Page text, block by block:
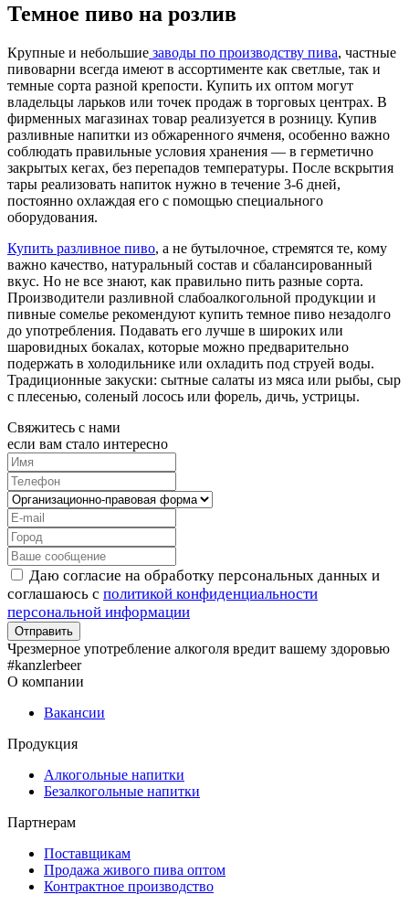
Темное пиво на розлив
Крупные и небольшие заводы по производству пива, частные
пивоварни всегда имеют в ассортименте как светлые, так и
темные сорта разной крепости. Купить их оптом могут
владельцы ларьков или точек продаж в торговых центрах. В
фирменных магазинах товар реализуется в розницу. Купив
разливные напитки из обжаренного ячменя, особенно важно
соблюдать правильные условия хранения — в герметично
закрытых кегах, без перепадов температуры. После вскрытия
тары реализовать напиток нужно в течение 3-6 дней,
постоянно охлаждая его с помощью специального
оборудования.
Купить разливное пиво, а не бутылочное, стремятся те, кому
важно качество, натуральный состав и сбалансированный
вкус. Но не все знают, как правильно пить разные сорта.
Производители разливной слабоалкогольной продукции и
пивные сомелье рекомендуют купить темное пиво незадолго
до употребления. Подавать его лучше в широких или
шаровидных бокалах, которые можно предварительно
подержать в холодильнике или охладить под струей воды.
Традиционные закуски: сытные салаты из мяса или рыбы, сыр
с плесенью, соленый лосось или форель, дичь, устрицы.
Свяжитесь с нами
если вам стало интересно
Даю согласие на обработку персональных данных и
соглашаюсь с политикой конфиденциальности
персональной информации
Чрезмерное употребление алкоголя вредит вашему здоровью
#kanzlerbeer
О компании
Вакансии
Продукция
Алкогольные напитки
Безалкогольные напитки
Партнерам
Поставщикам
Продажа живого пива оптом
Контрактное производство